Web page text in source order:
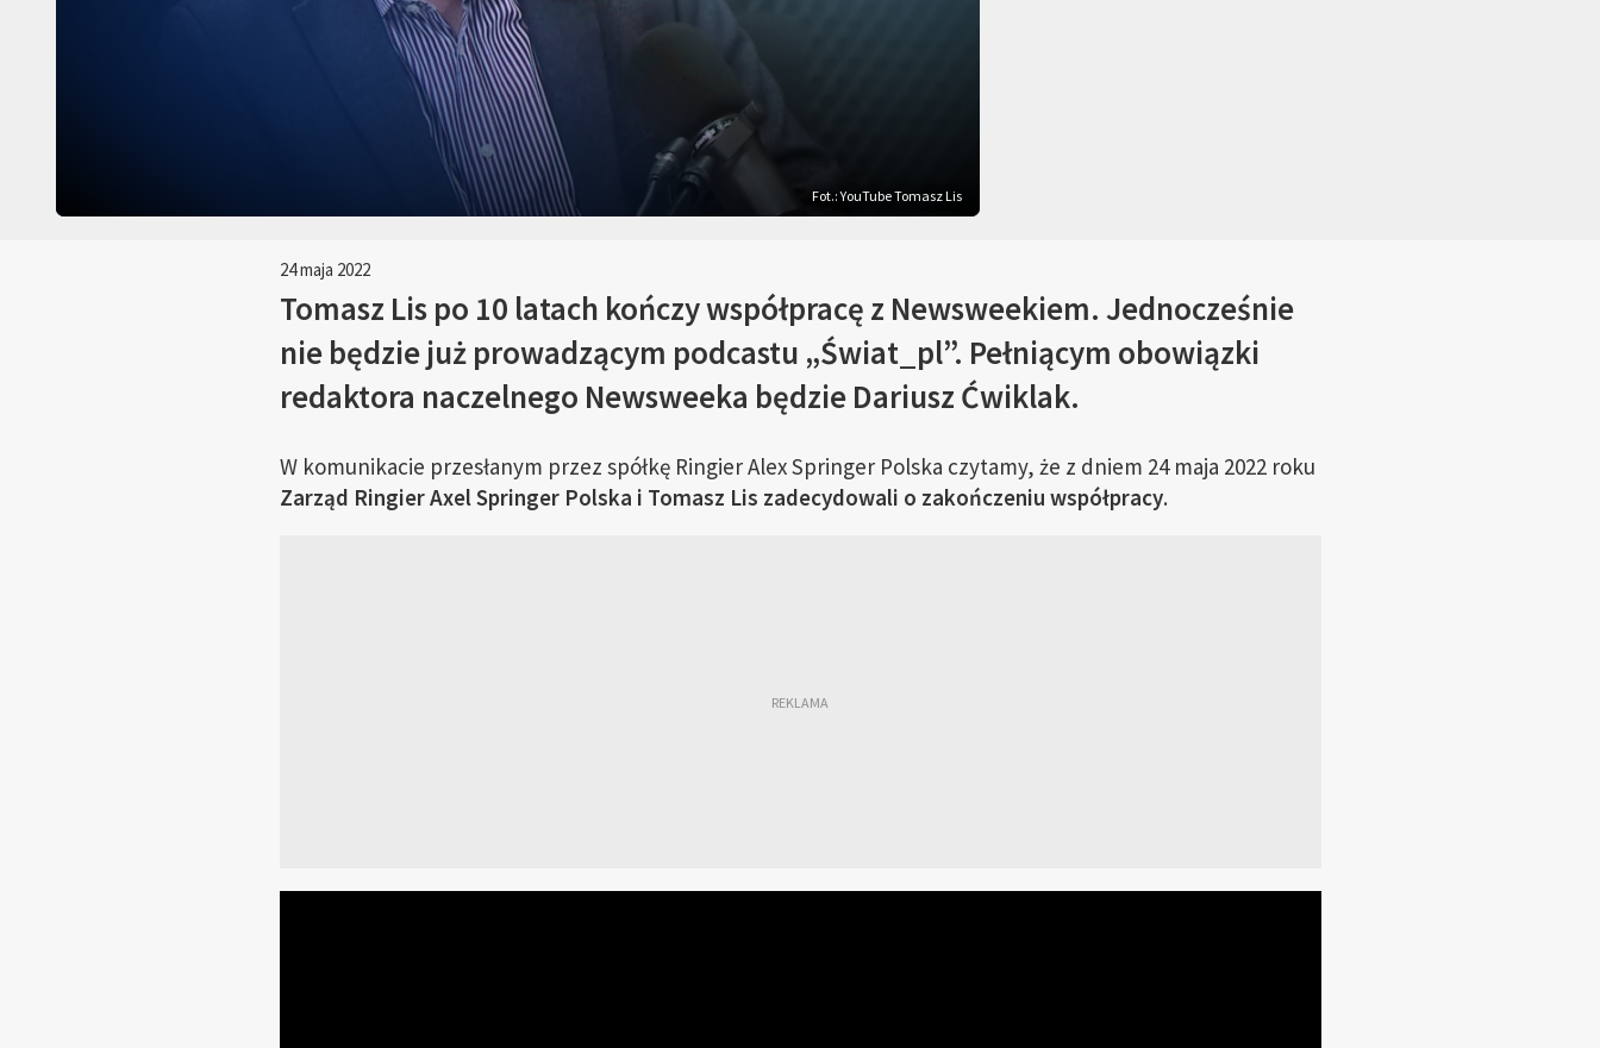
Fot.: YouTube Tomasz Lis
24 maja 2022
Tomasz Lis po 10 latach kończy współpracę z Newsweekiem. Jednocześnie
nie będzie już prowadzącym podcastu „Świat_pl”. Pełniącym obowiązki
redaktora naczelnego Newsweeka będzie Dariusz Ćwiklak.
W komunikacie przesłanym przez spółkę Ringier Alex Springer Polska czytamy, że z dniem 24 maja 2022 roku
Zarząd Ringier Axel Springer Polska i Tomasz Lis zadecydowali o zakończeniu współpracy.